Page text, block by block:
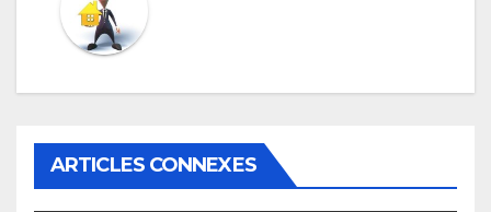
ARTICLES CONNEXES